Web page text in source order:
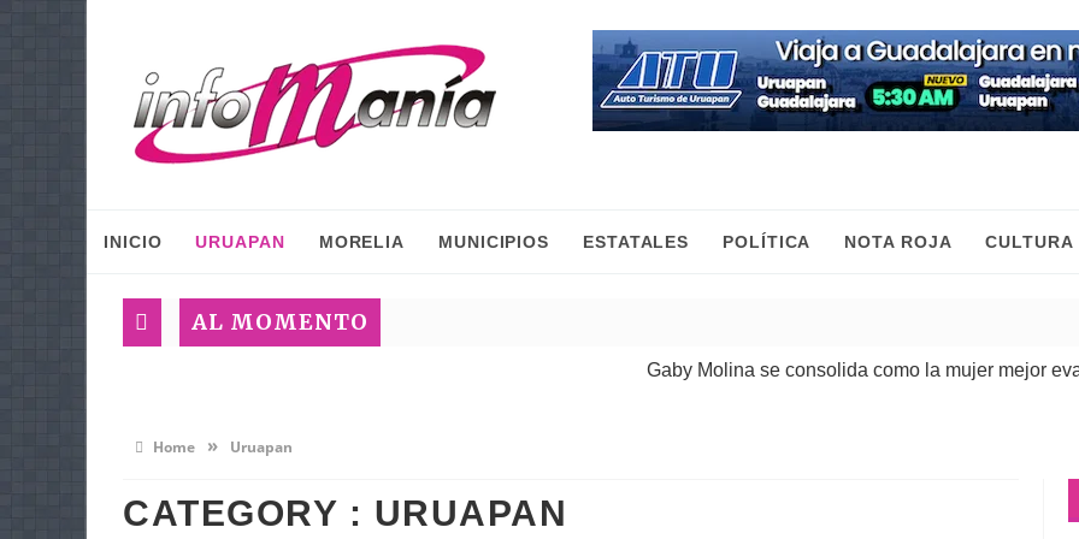
INICIO URUAPAN MORELIA MUNICIPIOS ESTATALES POLÍTICA NOTA ROJA CULTURA
AL MOMENTO
Gaby Molina se consolida como la mujer mejor evaluada de
Home » Uruapan
CATEGORY : URUAPAN